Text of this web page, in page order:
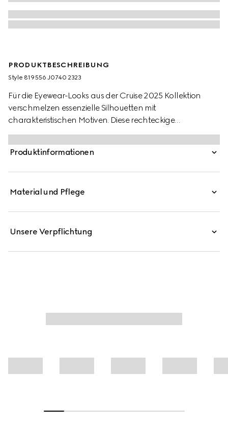
PRODUKTBESCHREIBUNG
Style ‎819556 J0740 2323
Für die Eyewear-Looks aus der Cruise 2025 Kollektion
verschmelzen essenzielle Silhouetten mit
charakteristischen Motiven. Diese rechteckige
Sonnenbrille wird von einem Gucci Logo akzentuiert.
Produktinformationen
Material und Pflege
Unsere Verpflichtung